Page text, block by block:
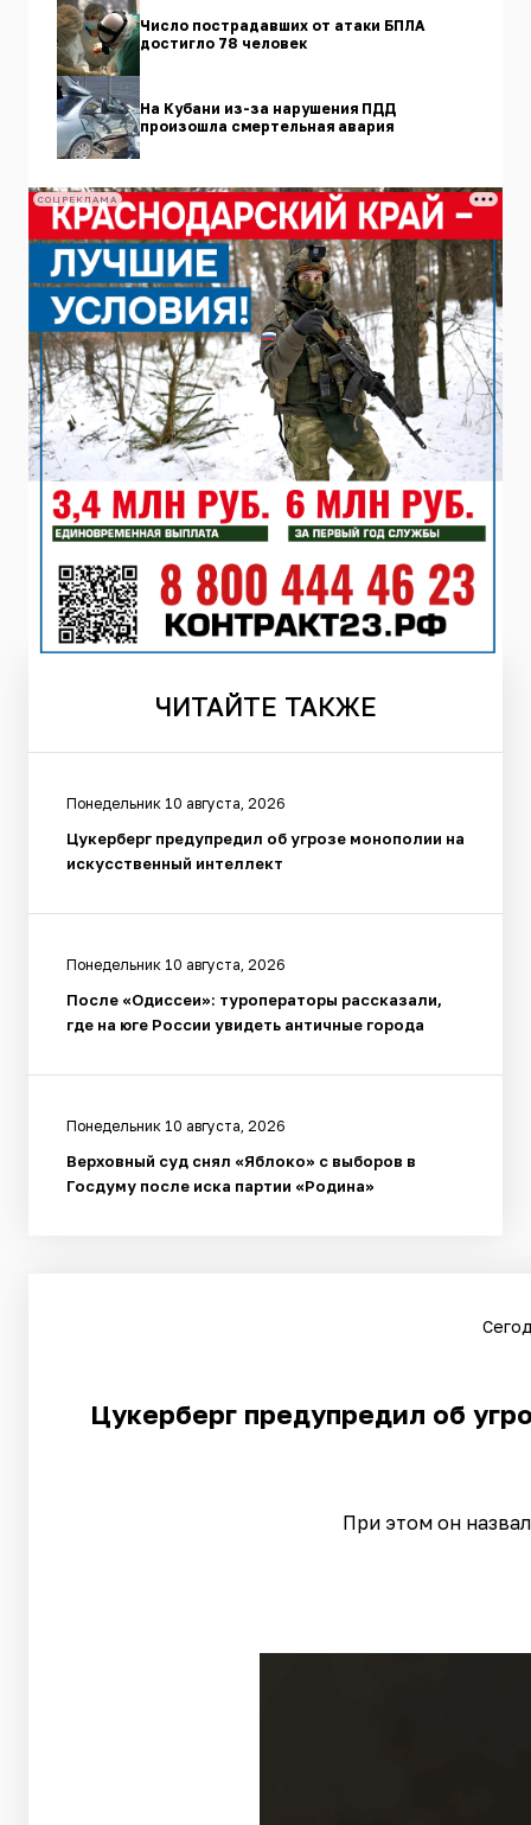
Число пострадавших от атаки БПЛА
достигло 78 человек
На Кубани из-за нарушения ПДД
произошла смертельная авария
СОЦРЕКЛАМА
ЧИТАЙТЕ ТАКЖЕ
Понедельник 10 августа, 2026
Цукерберг предупредил об угрозе монополии на
искусственный интеллект
Понедельник 10 августа, 2026
После «Одиссеи»: туроператоры рассказали,
где на юге России увидеть античные города
Понедельник 10 августа, 2026
Верховный суд снял «Яблоко» с выборов в
Госдуму после иска партии «Родина»
Цукерберг предупредил об
При этом он